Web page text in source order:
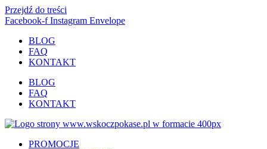
Przejdź do treści
Facebook-f Instagram Envelope
BLOG
FAQ
KONTAKT
BLOG
FAQ
KONTAKT
PROMOCJE